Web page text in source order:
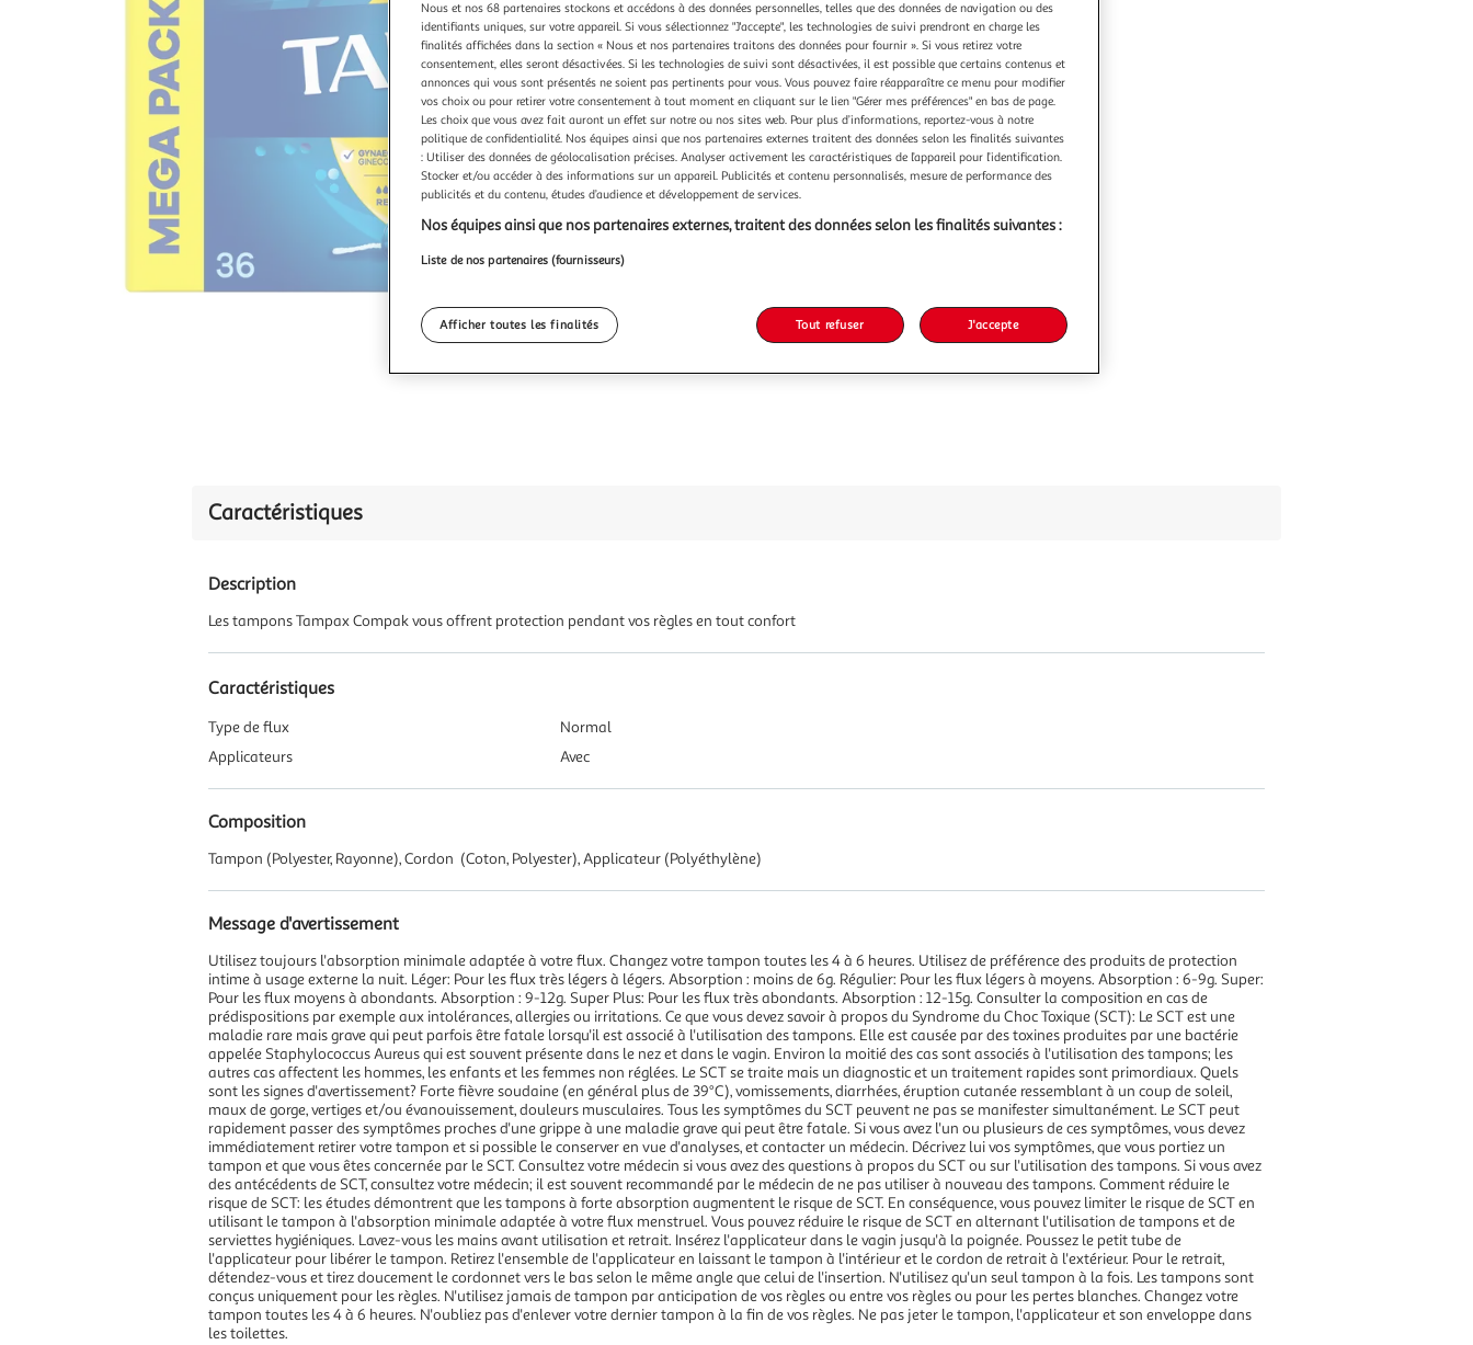
Caractéristiques
Description
Les tampons Tampax Compak vous offrent protection pendant vos règles en tout confort
Caractéristiques
Type de flux
Normal
Applicateurs
Avec
Composition
Tampon (Polyester, Rayonne), Cordon (Coton, Polyester), Applicateur (Polyéthylène)
Message d'avertissement
Utilisez toujours l'absorption minimale adaptée à votre flux. Changez votre tampon toutes les 4 à 6 heures. Utilisez de préférence des produits de protection
intime à usage externe la nuit. Léger: Pour les flux très légers à légers. Absorption : moins de 6g. Régulier: Pour les flux légers à moyens. Absorption : 6-9g. Super:
Pour les flux moyens à abondants. Absorption : 9-12g. Super Plus: Pour les flux très abondants. Absorption : 12-15g. Consulter la composition en cas de
prédispositions par exemple aux intolérances, allergies ou irritations. Ce que vous devez savoir à propos du Syndrome du Choc Toxique (SCT): Le SCT est une
maladie rare mais grave qui peut parfois être fatale lorsqu'il est associé à l'utilisation des tampons. Elle est causée par des toxines produites par une bactérie
appelée Staphylococcus Aureus qui est souvent présente dans le nez et dans le vagin. Environ la moitié des cas sont associés à l'utilisation des tampons; les
autres cas affectent les hommes, les enfants et les femmes non réglées. Le SCT se traite mais un diagnostic et un traitement rapides sont primordiaux. Quels
sont les signes d'avertissement? Forte fièvre soudaine (en général plus de 39°C), vomissements, diarrhées, éruption cutanée ressemblant à un coup de soleil,
maux de gorge, vertiges et/ou évanouissement, douleurs musculaires. Tous les symptômes du SCT peuvent ne pas se manifester simultanément. Le SCT peut
rapidement passer des symptômes proches d'une grippe à une maladie grave qui peut être fatale. Si vous avez l'un ou plusieurs de ces symptômes, vous devez
immédiatement retirer votre tampon et si possible le conserver en vue d'analyses, et contacter un médecin. Décrivez lui vos symptômes, que vous portiez un
tampon et que vous êtes concernée par le SCT. Consultez votre médecin si vous avez des questions à propos du SCT ou sur l'utilisation des tampons. Si vous avez
des antécédents de SCT, consultez votre médecin; il est souvent recommandé par le médecin de ne pas utiliser à nouveau des tampons. Comment réduire le
risque de SCT: les études démontrent que les tampons à forte absorption augmentent le risque de SCT. En conséquence, vous pouvez limiter le risque de SCT en
utilisant le tampon à l'absorption minimale adaptée à votre flux menstruel. Vous pouvez réduire le risque de SCT en alternant l'utilisation de tampons et de
serviettes hygiéniques. Lavez-vous les mains avant utilisation et retrait. Insérez l'applicateur dans le vagin jusqu'à la poignée. Poussez le petit tube de
l'applicateur pour libérer le tampon. Retirez l'ensemble de l'applicateur en laissant le tampon à l'intérieur et le cordon de retrait à l'extérieur. Pour le retrait,
détendez-vous et tirez doucement le cordonnet vers le bas selon le même angle que celui de l'insertion. N'utilisez qu'un seul tampon à la fois. Les tampons sont
conçus uniquement pour les règles. N'utilisez jamais de tampon par anticipation de vos règles ou entre vos règles ou pour les pertes blanches. Changez votre
tampon toutes les 4 à 6 heures. N'oubliez pas d'enlever votre dernier tampon à la fin de vos règles. Ne pas jeter le tampon, l'applicateur et son enveloppe dans
les toilettes.
Nous et nos 68 partenaires stockons et accédons à des données personnelles, telles que des données de navigation ou des
identifiants uniques, sur votre appareil. Si vous sélectionnez "J'accepte", les technologies de suivi prendront en charge les
finalités affichées dans la section « Nous et nos partenaires traitons des données pour fournir ». Si vous retirez votre
consentement, elles seront désactivées. Si les technologies de suivi sont désactivées, il est possible que certains contenus et
annonces qui vous sont présentés ne soient pas pertinents pour vous. Vous pouvez faire réapparaître ce menu pour modifier
vos choix ou pour retirer votre consentement à tout moment en cliquant sur le lien "Gérer mes préférences" en bas de page.
Les choix que vous avez fait auront un effet sur notre ou nos sites web. Pour plus d’informations, reportez-vous à notre
politique de confidentialité. Nos équipes ainsi que nos partenaires externes traitent des données selon les finalités suivantes
: Utiliser des données de géolocalisation précises. Analyser activement les caractéristiques de l’appareil pour l’identification.
Stocker et/ou accéder à des informations sur un appareil. Publicités et contenu personnalisés, mesure de performance des
publicités et du contenu, études d’audience et développement de services.
Nos équipes ainsi que nos partenaires externes, traitent des données selon les finalités suivantes :
Liste de nos partenaires (fournisseurs)
Afficher toutes les finalités Tout refuser J'accepte